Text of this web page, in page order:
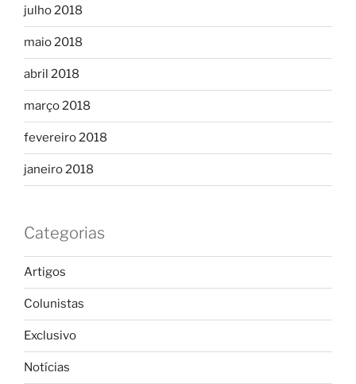
julho 2018
maio 2018
abril 2018
março 2018
fevereiro 2018
janeiro 2018
Categorias
Artigos
Colunistas
Exclusivo
Notícias